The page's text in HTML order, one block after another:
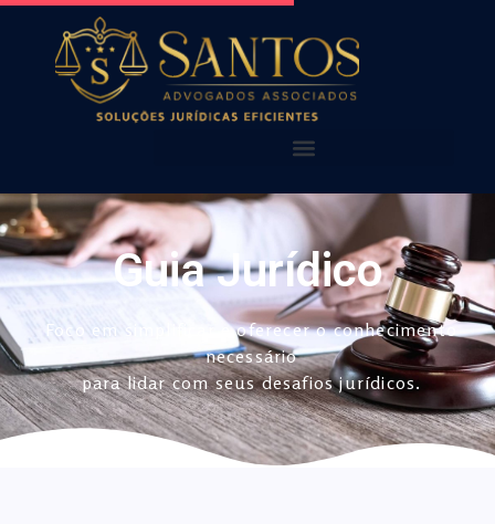
AQUI VOCÊ ENCONTRA!
NOSSAS PUBLICAÇÕES
NOSSOS ALERTAS
Guia Jurídico
Foco em simplificar e oferecer o conhecimento
necessário
para lidar com seus desafios jurídicos.